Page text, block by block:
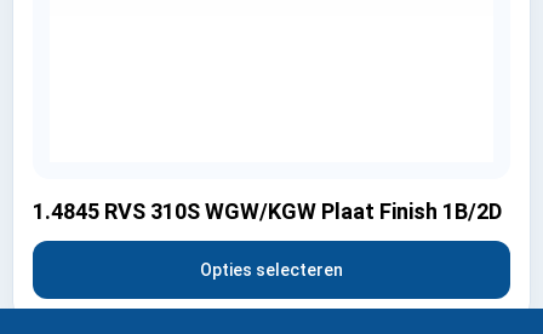
1.4845 RVS 310S WGW/KGW Plaat Finish 1B/2D
Opties selecteren